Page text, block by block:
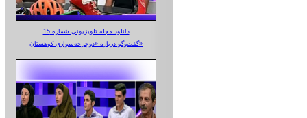
دانلود مجله تلویزیونی شماره 15
گفت‌وگو درباره «دوچرخه‌سواری کوهستان»